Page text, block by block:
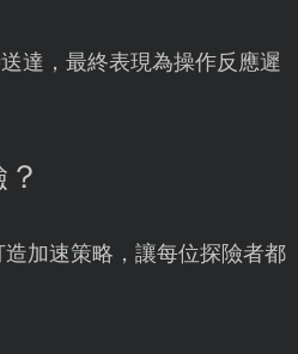
達，最終表現為操作反應遲
加速策略，讓每位探險者都